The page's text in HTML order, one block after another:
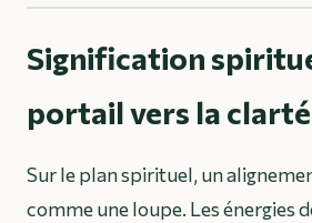
Signification
portail vers la
Sur le plan spirituel, un
comme une loupe. Les énergies